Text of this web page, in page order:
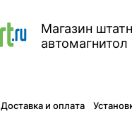
Магазин
автомагнитол
Доставка и оплата